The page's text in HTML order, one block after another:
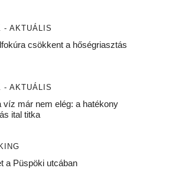
- AKTUÁLIS
csökkent a hőségriasztás
- AKTUÁLIS
víz már nem elég: a hatékony
ital titka
a Püspöki utcában